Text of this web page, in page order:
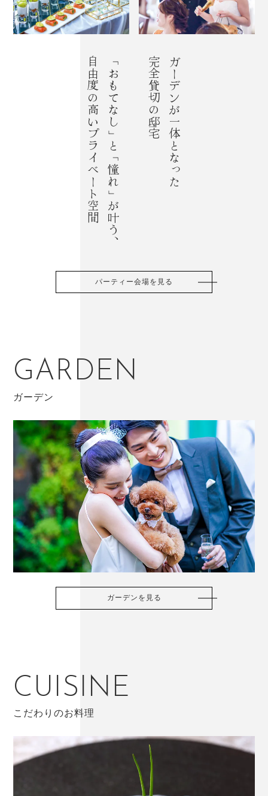
ガーデンが一体となった
完全貸切の邸宅
「おもてなし」と「憧れ」が叶う、
自由度の高いプライベート空間
パーティー会場を見る
GARDEN
ガーデン
ガーデンを見る
CUISINE
こだわりのお料理